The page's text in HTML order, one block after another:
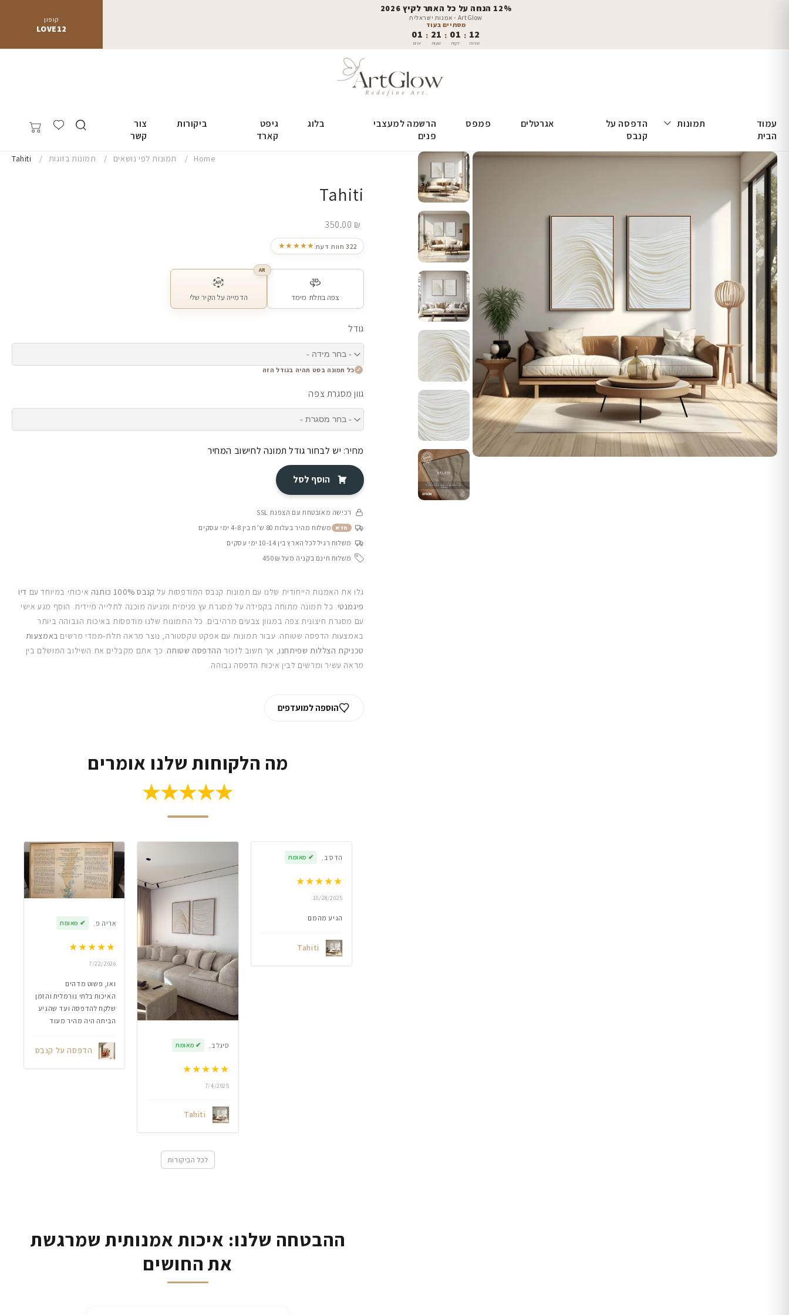
קופון
LOVE12
12% הנחה על כל האתר לקיץ 2026
ArtGlow - אמנות ישראלית
מסתיים בעוד
01
ימים
: 21
שעות
: 01
דקות
: 11
שניות
עמוד
הבית
תמונות
הדפסה על
קנבס
אגרטלים פמפס
הרשמה למעצבי
פנים
בלוג
גיפט
קארד
ביקורות
צור
קשר
Home תמונות לפי נושאים תמונות בזוגות Tahiti
Tahiti
350.00 ₪
★★★★★ 322 חוות דעת
צפה בתלת מימד
AR
הדמייה על הקיר שלי
גודל
כל תמונה בסט תהיה בגודל הזה
גוון מסגרת צפה
מחיר: יש לבחור גודל תמונה לחישוב המחיר
הוסף לסל
רכישה מאובטחת עם הצפנת SSL
חדש משלוח מהיר בעלות 80 ש״ח בין 4-8 ימי עסקים
משלוח רגיל לכל הארץ בין 10-14 ימי עסקים
משלוח חינם בקניה מעל 450₪
גלו את האמנות הייחודית שלנו עם תמונות קנבס המודפסות על קנבס 100% כותנה איכותי במיוחד עם דיו
פיגמנטי. כל תמונה מתוחה בקפידה על מסגרת עץ פנימית ומגיעה מוכנה לתלייה מיידית. הוסף מגע אישי
עם מסגרת חיצונית צפה במגוון צבעים מרהיבים. כל התמונות שלנו מודפסות באיכות הגבוהה ביותר
באמצעות הדפסה שטוחה. עבור תמונות עם אפקט טקסטורה, נוצר מראה תלת-ממדי מרשים באמצעות
טכניקת הצללות שפיתחנו, אך חשוב לזכור ההדפסה שטוחה. כך אתם מקבלים את השילוב המושלם בין
מראה עשיר ומרשים לבין איכות הדפסה גבוהה.
הוספה למועדפים
מה הלקוחות שלנו אומרים
★★★★★
הדס ב. ✔ מאומת
★★★★★
10/28/2025
הגיע מהמם
Tahiti
סיגל ב. ✔ מאומת
★★★★★
7/4/2025
Tahiti
אריה פ. ✔ מאומת
★★★★★
7/22/2026
ואו, פשוט מדהים
האיכות בלתי נורמלית והזמן
שלקח להדפסה ועד שהגיע
הביתה היה מהיר מעוד
הדפסה על קנבס
לכל הביקורות
ההבטחה שלנו: איכות אמנותית שמרגשת
את החושים